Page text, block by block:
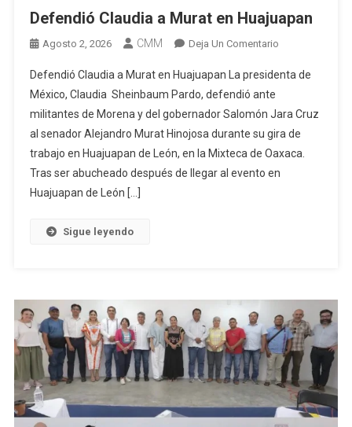
Defendió Claudia a Murat en Huajuapan
Agosto 2, 2026 CMM Deja Un ComentarioEn
Claudia
Murat
En
Huajuapan
Defendió Claudia a Murat en Huajuapan La presidenta de
México, Claudia Sheinbaum Pardo, defendió ante
militantes de Morena y del gobernador Salomón Jara Cruz
al senador Alejandro Murat Hinojosa durante su gira de
trabajo en Huajuapan de León, en la Mixteca de Oaxaca.
Tras ser abucheado después de llegar al evento en
Huajuapan de León […]
Sigue leyendo